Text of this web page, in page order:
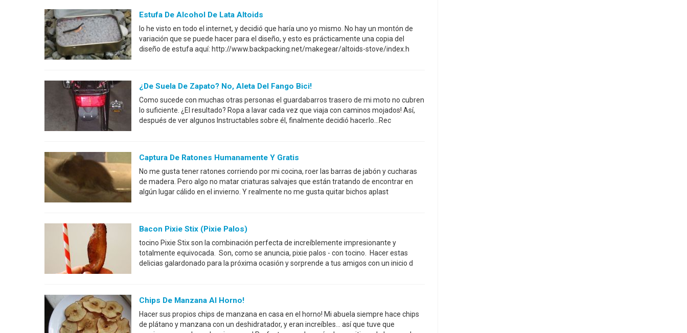
Estufa De Alcohol De Lata Altoids
lo he visto en todo el internet, y decidió que haría uno yo mismo. No hay un montón de
variación que se puede hacer para el diseño, y esto es prácticamente una copia del
diseño de estufa aquí: http://www.backpacking.net/makegear/altoids-stove/index.h
¿De Suela De Zapato? No, Aleta Del Fango Bici!
Como sucede con muchas otras personas el guardabarros trasero de mi moto no cubren
lo suficiente. ¿El resultado? Ropa a lavar cada vez que viaja con caminos mojados! Así,
después de ver algunos Instructables sobre él, finalmente decidió hacerlo...Rec
Captura De Ratones Humanamente Y Gratis
No me gusta tener ratones corriendo por mi cocina, roer las barras de jabón y cucharas
de madera. Pero algo no matar criaturas salvajes que están tratando de encontrar en
algún lugar cálido en el invierno. Y realmente no me gusta quitar bichos aplast
Bacon Pixie Stix (Pixie Palos)
tocino Pixie Stix son la combinación perfecta de increíblemente impresionante y
totalmente equivocada. Son, como se anuncia, pixie palos - con tocino. Hacer estas
delicias galardonado para la próxima ocasión y sorprende a tus amigos con un inicio d
Chips De Manzana Al Horno!
Hacer sus propios chips de manzana en casa en el horno! Mi abuela siempre hace chips
de plátano y manzana con un deshidratador, y eran increíbles... así que tuve que